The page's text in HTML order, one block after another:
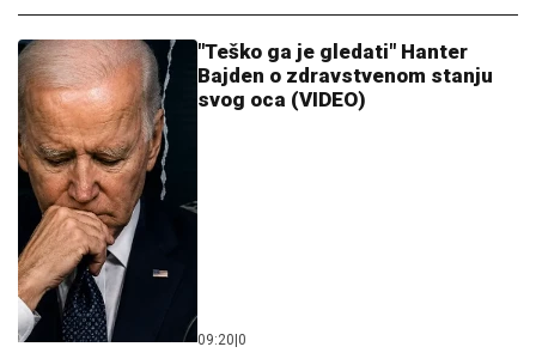
skidaju osmeh sa lica, a ona jednim
KRVAVA ČITULJA POKRENULA
PAKAO U BALKANSKOM GRADU?!
Opsadno stanje na ulicama, MECI
LETE NA SVE STRANE: Drama počela
ubistvom na sastanku zbog duga
Zviceru, onda je usledio HAOS (FOTO)